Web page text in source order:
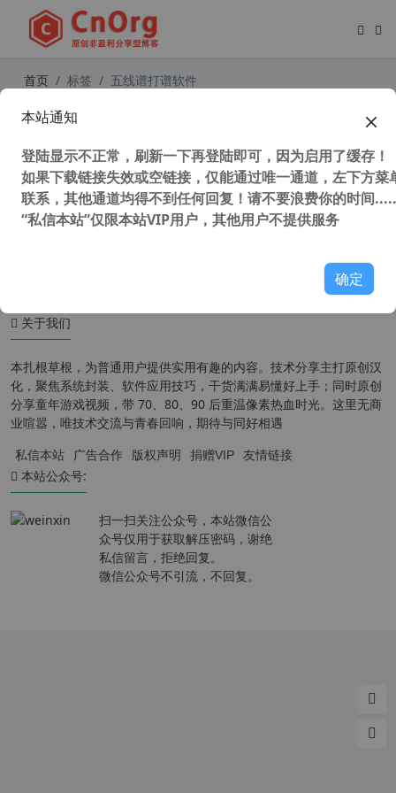
首页 标签 五线谱打谱软件
Avid Sibelius Ultimate 2022.9 Build
打谱软件 制谱软件 音乐制谱软件
关于我们
本扎根草根，为普通用户提供实用有趣的内容。技术分享主打原创汉
化，聚焦系统封装、软件应用技巧，干货满满易懂好上手；同时原创
分享童年游戏视频，带 70、80、90 后重温像素热血时光。这里无商
业喧嚣，唯技术交流与青春回响，期待与同好相遇
私信本站 广告合作 版权声明 捐赠VIP 友情链接
本站公众号:
扫一扫关注公众号，本站微信公
众号仅用于获取解压密码，谢绝
私信留言，拒绝回复。
微信公众号不引流，不回复。
本站通知
登陆显示不正常，刷新一下再登陆即可，因为启用了缓存！
如果下载链接失效或空链接，仅能通过唯一通道，左下方菜
联系，其他通道均得不到任何回复！请不要浪费你的时间
“私信本站”仅限本站VIP用户，其他用户不提供服务
确定